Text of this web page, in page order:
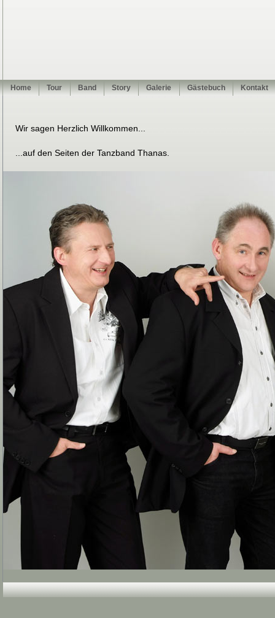
Home Tour Band Story Galerie Gästebuch Kontakt
Wir sagen Herzlich Willkommen...
...auf den Seiten der Tanzband Thanas.